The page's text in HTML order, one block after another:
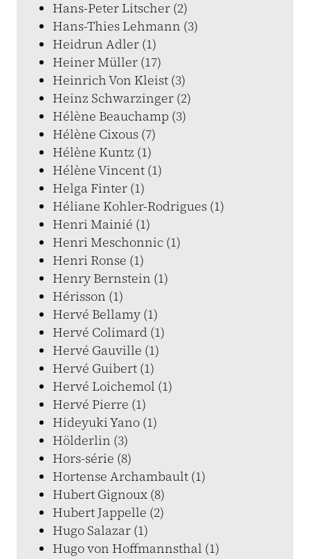
Hans-Peter Litscher (2)
Hans-Thies Lehmann (3)
Heidrun Adler (1)
Heiner Müller (17)
Heinrich Von Kleist (3)
Heinz Schwarzinger (2)
Hélène Beauchamp (3)
Hélène Cixous (7)
Hélène Kuntz (1)
Hélène Vincent (1)
Helga Finter (1)
Héliane Kohler-Rodrigues (1)
Henri Mainié (1)
Henri Meschonnic (1)
Henri Ronse (1)
Henry Bernstein (1)
Hérisson (1)
Hervé Bellamy (1)
Hervé Colimard (1)
Hervé Gauville (1)
Hervé Guibert (1)
Hervé Loichemol (1)
Hervé Pierre (1)
Hideyuki Yano (1)
Hölderlin (3)
Hors-série (8)
Hortense Archambault (1)
Hubert Gignoux (8)
Hubert Jappelle (2)
Hugo Salazar (1)
Hugo von Hoffmannsthal (1)